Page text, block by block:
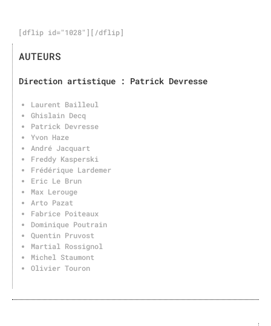
[dflip id="1028"][/dflip]
AUTEURS
Direction artistique : Patrick Devresse
Laurent Bailleul
Ghislain Decq
Patrick Devresse
Yvon Haze
André Jacquart
Freddy Kasperski
Frédérique Lardemer
Eric Le Brun
Max Lerouge
Arto Pazat
Fabrice Poiteaux
Dominique Poutrain
Quentin Pruvost
Martial Rossignol
Michel Staumont
Olivier Touron